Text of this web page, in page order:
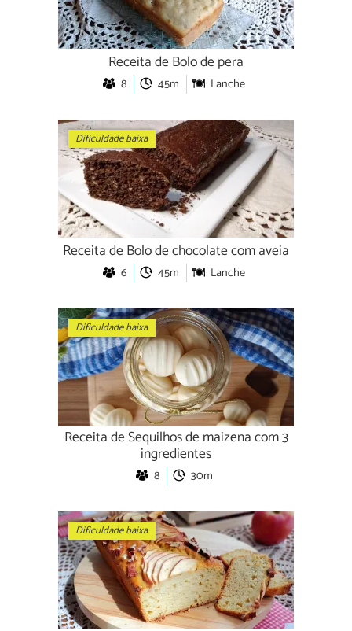
Receita de Bolo de pera
8 45m Lanche
Dificuldade baixa
Receita de Bolo de chocolate com aveia
6 45m Lanche
Dificuldade baixa
Receita de Sequilhos de maizena com 3
ingredientes
8 30m
Dificuldade baixa